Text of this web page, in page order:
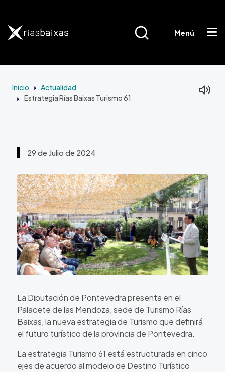
Menú
Inicio Actualidad
Estrategia Rías Baixas Turismo 61
29 de Julio de 2024
La Diputación de Pontevedra presenta en el
Palacete de las Mendoza, sede de Turismo Rías
Baixas, la nueva estrategia de Turismo que definirá
el futuro turístico de la provincia de Pontevedra.
La estrategia Turismo 61 está estructurada en cinco
ejes de acuerdo al modelo de Destino Turístico